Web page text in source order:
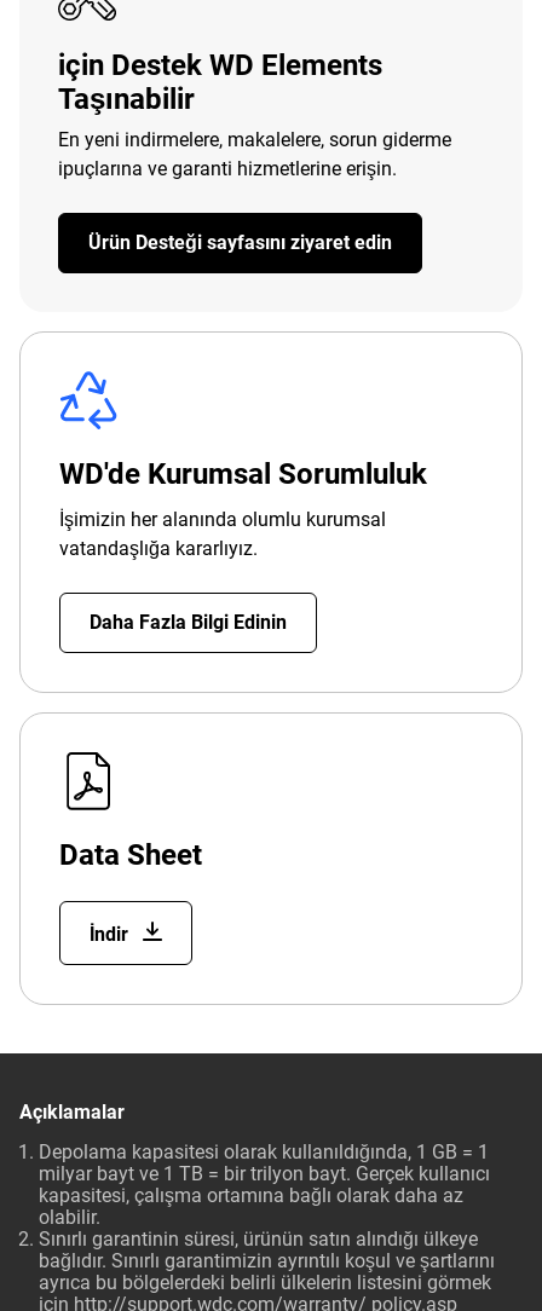
için Destek WD Elements
Taşınabilir
En yeni indirmelere, makalelere, sorun giderme
ipuçlarına ve garanti hizmetlerine erişin.
Ürün Desteği sayfasını ziyaret edin
WD'de Kurumsal Sorumluluk
İşimizin her alanında olumlu kurumsal
vatandaşlığa kararlıyız.
Daha Fazla Bilgi Edinin
Data Sheet
İndir
Açıklamalar
Depolama kapasitesi olarak kullanıldığında, 1 GB = 1
milyar bayt ve 1 TB = bir trilyon bayt. Gerçek kullanıcı
kapasitesi, çalışma ortamına bağlı olarak daha az
olabilir.
Sınırlı garantinin süresi, ürünün satın alındığı ülkeye
bağlıdır. Sınırlı garantimizin ayrıntılı koşul ve şartlarını
ayrıca bu bölgelerdeki belirli ülkelerin listesini görmek
için http://support.wdc.com/warranty/ policy.asp